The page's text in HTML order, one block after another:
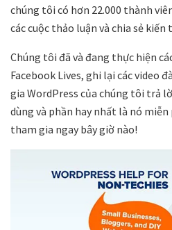
chúng tôi có hơn 22.000 thành
các cuộc thảo luận và chia sẻ kiến
Chúng tôi đã và đang thực hiện
Facebook Lives, ghi lại các video
gia WordPress của chúng tôi trả
dùng và phần hay nhất là nó
tham gia ngay bây giờ nào!